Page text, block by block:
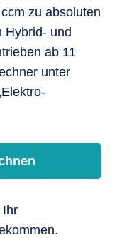
zu absoluten
Hybrid- und
ab 11
unter
Ihr